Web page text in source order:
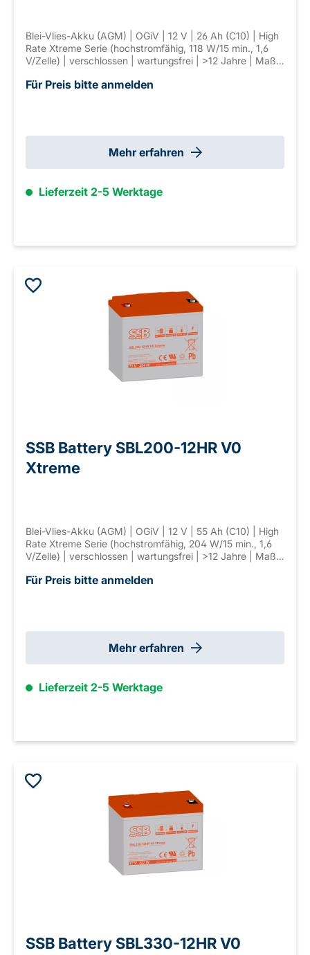
Blei-Vlies-Akku (AGM) | OGiV | 12 V | 26 Ah (C10) | High
Rate Xtreme Serie (hochstromfähig, 118 W/15 min., 1,6
V/Zelle) | verschlossen | wartungsfrei | >12 Jahre | Maße:
Für Preis bitte anmelden
Mehr erfahren
Lieferzeit 2-5 Werktage
SSB Battery SBL200-12HR V0
Xtreme
Blei-Vlies-Akku (AGM) | OGiV | 12 V | 55 Ah (C10) | High
Rate Xtreme Serie (hochstromfähig, 204 W/15 min., 1,6
V/Zelle) | verschlossen | wartungsfrei | >12 Jahre | Maße:
Für Preis bitte anmelden
Mehr erfahren
Lieferzeit 2-5 Werktage
SSB Battery SBL330-12HR V0